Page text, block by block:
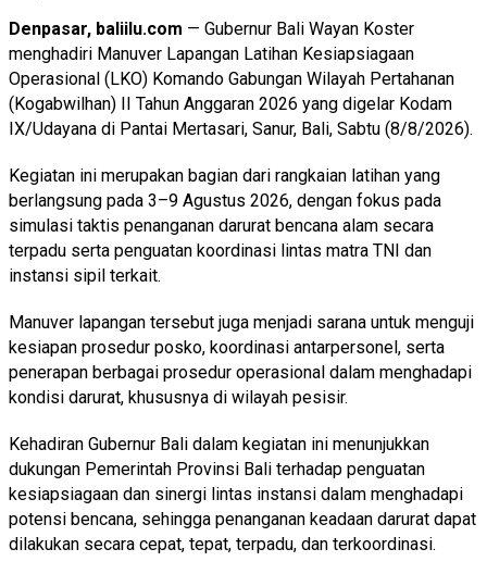
Denpasar, baliilu.com — Gubernur Bali Wayan Koster
menghadiri Manuver Lapangan Latihan Kesiapsiagaan
Operasional (LKO) Komando Gabungan Wilayah Pertahanan
(Kogabwilhan) II Tahun Anggaran 2026 yang digelar Kodam
IX/Udayana di Pantai Mertasari, Sanur, Bali, Sabtu (8/8/2026).
Kegiatan ini merupakan bagian dari rangkaian latihan yang
berlangsung pada 3–9 Agustus 2026, dengan fokus pada
simulasi taktis penanganan darurat bencana alam secara
terpadu serta penguatan koordinasi lintas matra TNI dan
instansi sipil terkait.
Manuver lapangan tersebut juga menjadi sarana untuk menguji
kesiapan prosedur posko, koordinasi antarpersonel, serta
penerapan berbagai prosedur operasional dalam menghadapi
kondisi darurat, khususnya di wilayah pesisir.
Kehadiran Gubernur Bali dalam kegiatan ini menunjukkan
dukungan Pemerintah Provinsi Bali terhadap penguatan
kesiapsiagaan dan sinergi lintas instansi dalam menghadapi
potensi bencana, sehingga penanganan keadaan darurat dapat
dilakukan secara cepat, tepat, terpadu, dan terkoordinasi.